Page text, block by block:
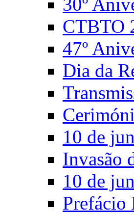
CTBTO
47º
Dia da
10 de
Invasão
10 de
Prefácio